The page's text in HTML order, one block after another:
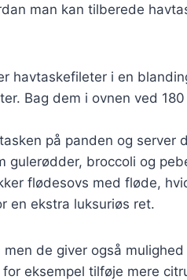
man kan tilberede
havtaskefileter i en
Bag dem i ovnen ved
på panden og server
gulerødder, broccoli og
flødesovs med fløde,
en ekstra luksuriøs ret.
de giver også
eksempel tilføje mere